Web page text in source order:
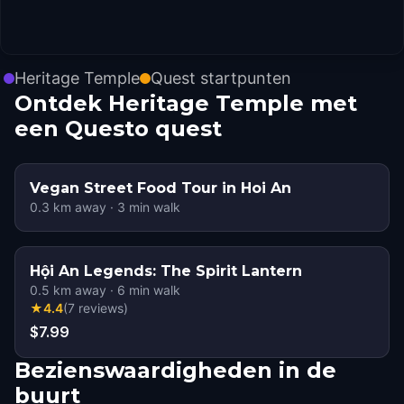
Heritage Temple Quest startpunten
Ontdek Heritage Temple met
een Questo quest
Vegan Street Food Tour in Hoi An
0.3 km away · 3 min walk
Hội An Legends: The Spirit Lantern
0.5 km away · 6 min walk
★4.4(7 reviews)
$7.99
Bezienswaardigheden in de
buurt